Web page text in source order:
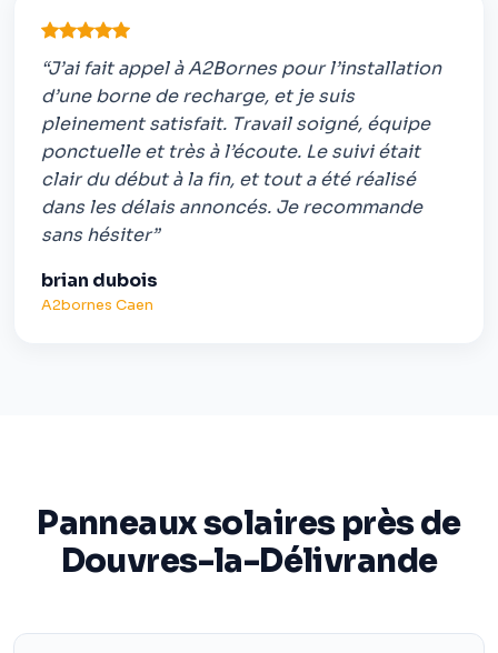
“J’ai fait appel à A2Bornes pour l’installation
d’une borne de recharge, et je suis
pleinement satisfait. Travail soigné, équipe
ponctuelle et très à l’écoute. Le suivi était
clair du début à la fin, et tout a été réalisé
dans les délais annoncés. Je recommande
sans hésiter”
brian dubois
A2bornes Caen
Panneaux solaires près de
Douvres-la-Délivrande